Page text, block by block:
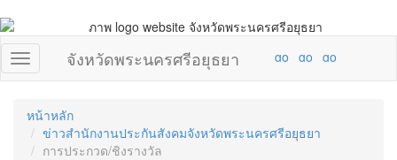
จังหวัดพระนครศรีอยุธยา
หน้าหลัก
ข่าวสำนักงานประกันสังคมจังหวัดพระนครศรีอยุธยา
การประกวด/ชิงรางวัล